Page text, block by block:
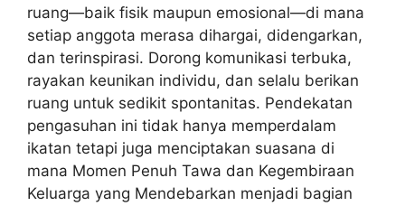
ruang—baik fisik maupun emosional—di mana
setiap anggota merasa dihargai, didengarkan,
dan terinspirasi. Dorong komunikasi terbuka,
rayakan keunikan individu, dan selalu berikan
ruang untuk sedikit spontanitas. Pendekatan
pengasuhan ini tidak hanya memperdalam
ikatan tetapi juga menciptakan suasana di
mana Momen Penuh Tawa dan Kegembiraan
Keluarga yang Mendebarkan menjadi bagian